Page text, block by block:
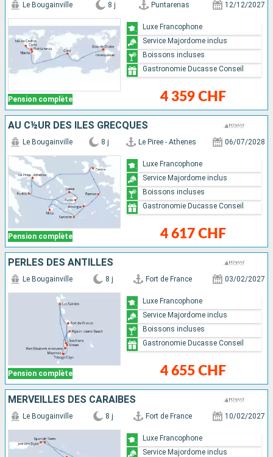
Pension complète
Le Bougainville 8 j Puntarenas 12/12/2027
4 359 CHF
Luxe Francophone
Service Majordome inclus
Boissons incluses
Gastronomie Ducasse Conseil
AU C½UR DES ÎLES GRECQUES
Pension complète
Le Bougainville 8 j Le Piree - Athenes 06/07/2028
4 617 CHF
Luxe Francophone
Service Majordome inclus
Boissons incluses
Gastronomie Ducasse Conseil
PERLES DES ANTILLES
Pension complète
Le Bougainville 8 j Fort de France 03/02/2027
4 655 CHF
Luxe Francophone
Service Majordome inclus
Boissons incluses
Gastronomie Ducasse Conseil
MERVEILLES DES CARAÏBES
Le Bougainville 8 j Fort de France 10/02/2027
Luxe Francophone
Service Majordome inclus